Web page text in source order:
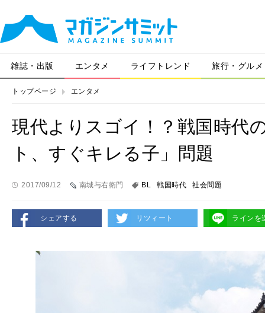
雑誌・出版 エンタメ ライフトレンド 旅行・グルメ
トップページ エンタメ
現代よりスゴイ！？戦国時代
ト、すぐキレる子」問題
2017/09/12 南城与右衛門 BL 戦国時代 社会問題
シェアする リツィート ラインを